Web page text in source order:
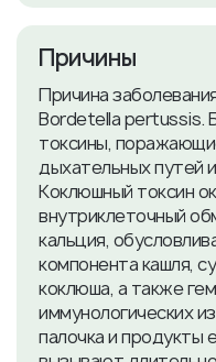
Причины
Причина
Bordetella pertussis.
токсины,
дыхательных путей
Коклюшный токсин
внутриклеточный
кальция,
компонента кашля,
коклюша, а также
иммунологических
палочка и продукты